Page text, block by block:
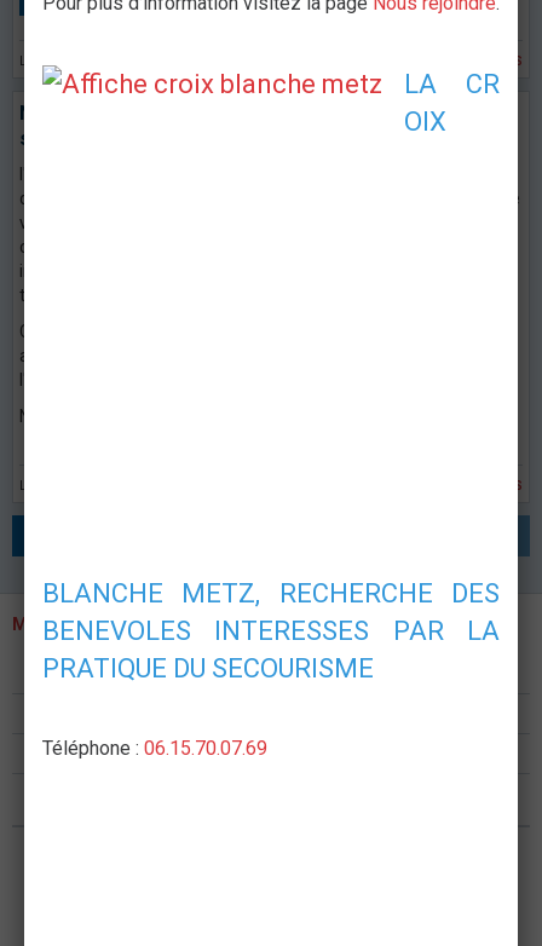
le 20/01/2014 annonces
Nouveau site Internet pour l'association des
secouristes français croix blanche de Metz
le 28/11/2013 annonces
dote d'un nouveau site internet :
Ce site
vous permettra de suivre découvrir l'association et de rester en
contact avec nous. Il permettra également aux adhérents d'être
informé des prochains événements, assemblées générales et de
toute l'actualité de l'asso !
Ce site est actuellement en construction, mais nous travaillons
activement pour nous doter d'un site web complet et utile pour
Nous vous souhaitons une bonne visite sur notre site Internet !
MENU
Présentation
Postes de secours
LA CR
OIX
BLANCHE METZ, RECHERCHE DES
BENEVOLES INTERESSES PAR LA
PRATIQUE DU SECOURISME
Téléphone : 06.15.70.07.69